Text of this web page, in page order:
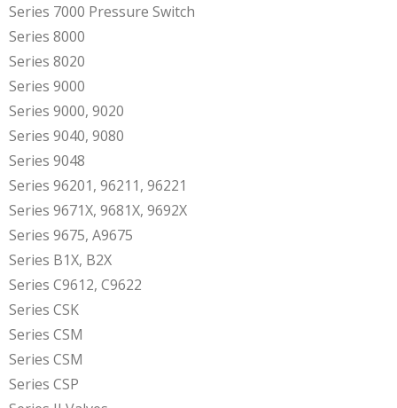
Series 7000 Pressure Switch
Series 8000
Series 8020
Series 9000
Series 9000, 9020
Series 9040, 9080
Series 9048
Series 96201, 96211, 96221
Series 9671X, 9681X, 9692X
Series 9675, A9675
Series B1X, B2X
Series C9612, C9622
Series CSK
Series CSM
Series CSM
Series CSP